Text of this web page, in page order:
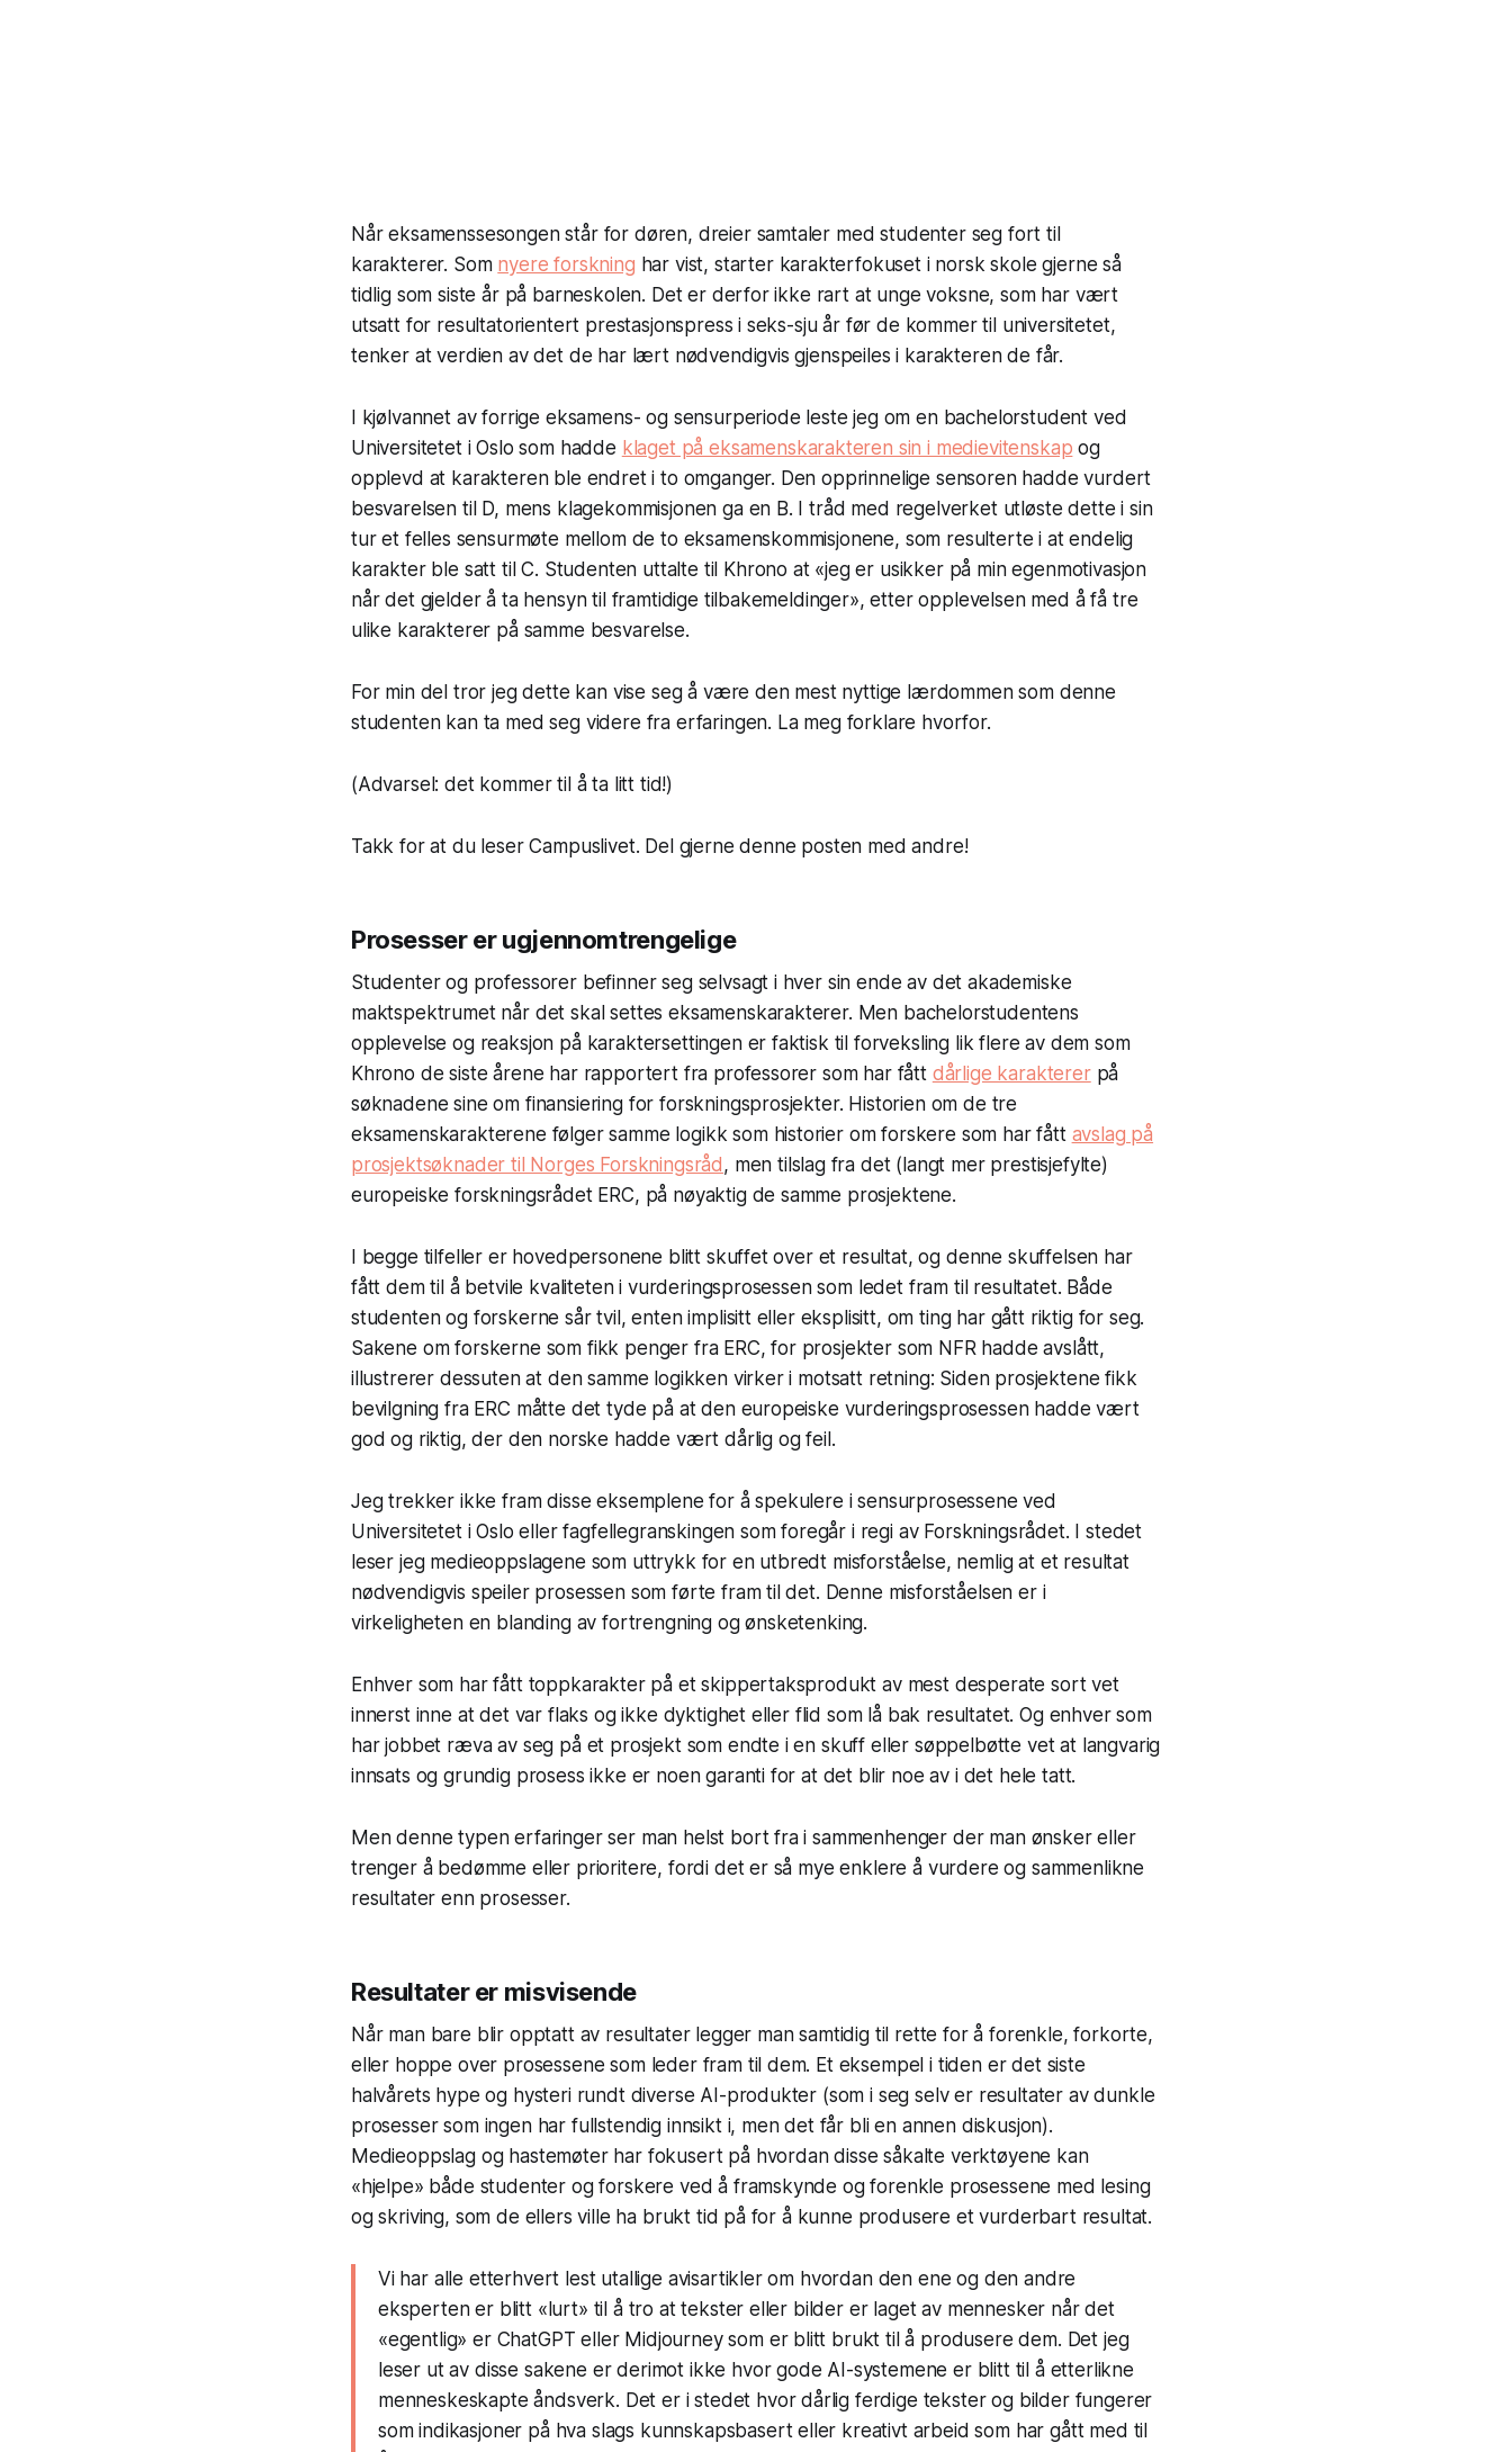
Når eksamenssesongen står for døren, dreier samtaler med studenter seg fort til
karakterer. Som nyere forskning har vist, starter karakterfokuset i norsk skole gjerne så
tidlig som siste år på barneskolen. Det er derfor ikke rart at unge voksne, som har vært
utsatt for resultatorientert prestasjonspress i seks-sju år før de kommer til universitetet,
tenker at verdien av det de har lært nødvendigvis gjenspeiles i karakteren de får.
I kjølvannet av forrige eksamens- og sensurperiode leste jeg om en bachelorstudent ved
Universitetet i Oslo som hadde klaget på eksamenskarakteren sin i medievitenskap og
opplevd at karakteren ble endret i to omganger. Den opprinnelige sensoren hadde vurdert
besvarelsen til D, mens klagekommisjonen ga en B. I tråd med regelverket utløste dette i sin
tur et felles sensurmøte mellom de to eksamenskommisjonene, som resulterte i at endelig
karakter ble satt til C. Studenten uttalte til Khrono at «jeg er usikker på min egenmotivasjon
når det gjelder å ta hensyn til framtidige tilbakemeldinger», etter opplevelsen med å få tre
ulike karakterer på samme besvarelse.
For min del tror jeg dette kan vise seg å være den mest nyttige lærdommen som denne
studenten kan ta med seg videre fra erfaringen. La meg forklare hvorfor.
(Advarsel: det kommer til å ta litt tid!)
Takk for at du leser Campuslivet. Del gjerne denne posten med andre!
Prosesser er ugjennomtrengelige
Studenter og professorer befinner seg selvsagt i hver sin ende av det akademiske
maktspektrumet når det skal settes eksamenskarakterer. Men bachelorstudentens
opplevelse og reaksjon på karaktersettingen er faktisk til forveksling lik flere av dem som
Khrono de siste årene har rapportert fra professorer som har fått dårlige karaktererpå
søknadene sine om finansiering for forskningsprosjekter. Historien om de tre
eksamenskarakterene følger samme logikk som historier om forskere som har fått avslag på
prosjektsøknader til Norges Forskningsråd , men tilslag fra det (langt mer prestisjefylte)
europeiske forskningsrådet ERC, på nøyaktig de samme prosjektene.
I begge tilfeller er hovedpersonene blitt skuffet over et resultat, og denne skuffelsen har
fått dem til å betvile kvaliteten i vurderingsprosessen som ledet fram til resultatet. Både
studenten og forskerne sår tvil, enten implisitt eller eksplisitt, om ting har gått riktig for seg.
Sakene om forskerne som fikk penger fra ERC, for prosjekter som NFR hadde avslått,
illustrerer dessuten at den samme logikken virker i motsatt retning: Siden prosjektene fikk
bevilgning fra ERC måtte det tyde på at den europeiske vurderingsprosessen hadde vært
god og riktig, der den norske hadde vært dårlig og feil.
Jeg trekker ikke fram disse eksemplene for å spekulere i sensurprosessene ved
Universitetet i Oslo eller fagfellegranskingen som foregår i regi av Forskningsrådet. I stedet
leser jeg medieoppslagene som uttrykk for en utbredt misforståelse, nemlig at et resultat
nødvendigvis speiler prosessen som førte fram til det. Denne misforståelsen er i
virkeligheten en blanding av fortrengning og ønsketenking.
Enhver som har fått toppkarakter på et skippertaksprodukt av mest desperate sort vet
innerst inne at det var flaks og ikke dyktighet eller flid som lå bak resultatet. Og enhver som
har jobbet ræva av seg på et prosjekt som endte i en skuff eller søppelbøtte vet at langvarig
innsats og grundig prosess ikke er noen garanti for at det blir noe av i det hele tatt.
Men denne typen erfaringer ser man helst bort fra i sammenhenger der man ønsker eller
trenger å bedømme eller prioritere, fordi det er så mye enklere å vurdere og sammenlikne
resultater enn prosesser.
Resultater er misvisende
Når man bare blir opptatt av resultater legger man samtidig til rette for å forenkle, forkorte,
eller hoppe over prosessene som leder fram til dem. Et eksempel i tiden er det siste
halvårets hype og hysteri rundt diverse AI-produkter (som i seg selv er resultater av dunkle
prosesser som ingen har fullstendig innsikt i, men det får bli en annen diskusjon).
Medieoppslag og hastemøter har fokusert på hvordan disse såkalte verktøyene kan
«hjelpe» både studenter og forskere ved å framskynde og forenkle prosessene med lesing
og skriving, som de ellers ville ha brukt tid på for å kunne produsere et vurderbart resultat.
Vi har alle etterhvert lest utallige avisartikler om hvordan den ene og den andre
eksperten er blitt «lurt» til å tro at tekster eller bilder er laget av mennesker når det
«egentlig» er ChatGPT eller Midjourney som er blitt brukt til å produsere dem. Det jeg
leser ut av disse sakene er derimot ikke hvor gode AI-systemene er blitt til å etterlikne
menneskeskapte åndsverk. Det er i stedet hvor dårlig ferdige tekster og bilder fungerer
som indikasjoner på hva slags kunnskapsbasert eller kreativt arbeid som har gått med til